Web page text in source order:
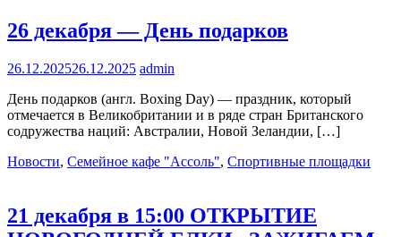
26 декабря — День подарков
26.12.202526.12.2025 admin
День подарков (англ. Boxing Day) — праздник, который
отмечается в Великобритании и в ряде стран Британского
содружества наций: Австралии, Новой Зеландии, […]
Новости, Семейное кафе "Ассоль", Спортивные площадки
21 декабря в 15:00 ОТКРЫТИЕ